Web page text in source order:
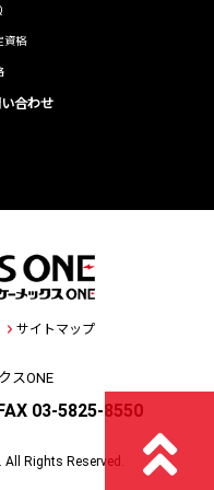
資格
合わせ
サイトマップ
スONE
FAX 03-5825-8550
All Rights Reserved.